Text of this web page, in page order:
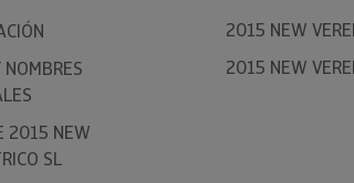
2015 NEW
NOMBRES
2015 NEW
2015 NEW
SL